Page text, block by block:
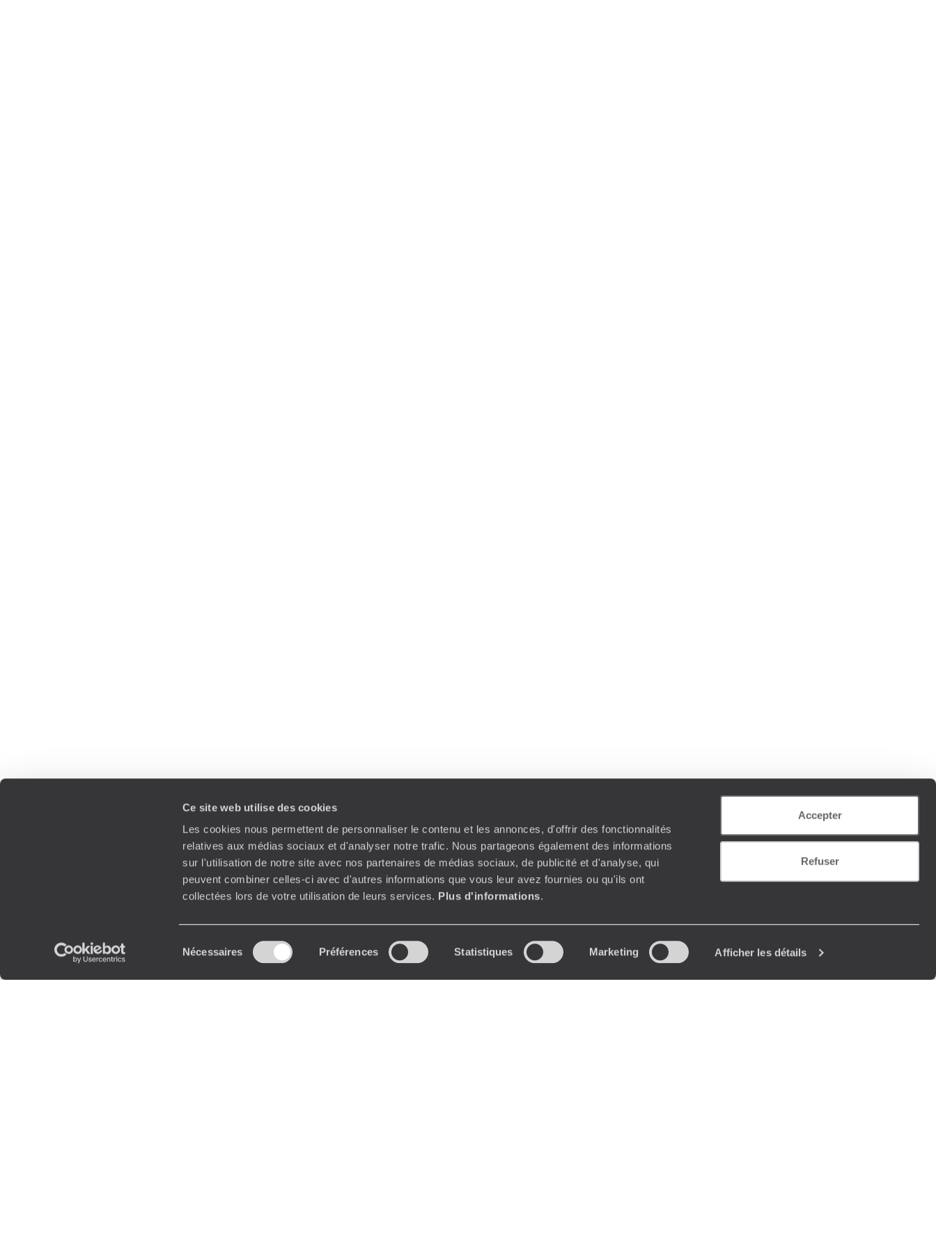
Ce site web utilise des cookies
Les cookies nous permettent de personnaliser le contenu et les annonces, d'offrir des fonctionnalités
relatives aux médias sociaux et d'analyser notre trafic. Nous partageons également des informations
sur l'utilisation de notre site avec nos partenaires de médias sociaux, de publicité et d'analyse, qui
peuvent combiner celles-ci avec d'autres informations que vous leur avez fournies ou qu'ils ont
collectées lors de votre utilisation de leurs services. Plus d'informations.
du
Nécessaires Préférences Statistiques Marketing Afficher les détails
Accepter
Refuser